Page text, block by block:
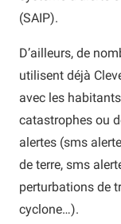
(SAIP).
D’ailleurs, de
utilisent déjà
avec les
catastrophes ou
alertes (sms
de terre, sms
perturbations de
cyclone…).